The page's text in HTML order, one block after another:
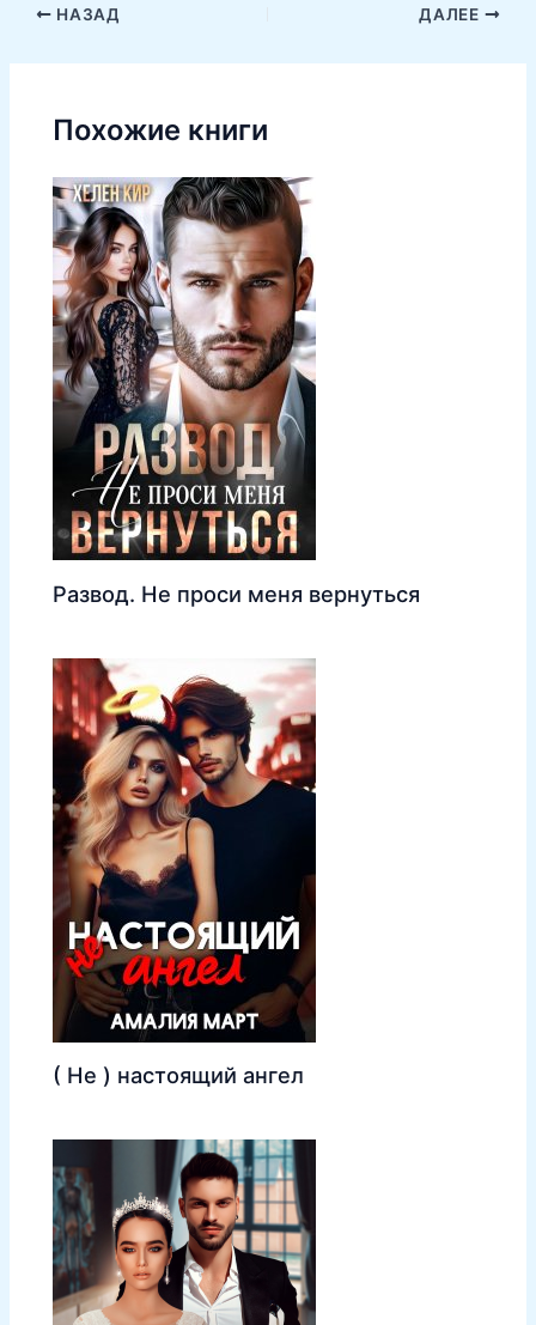
НАЗАД ДАЛЕЕ
Похожие книги
Развод. Не проси меня вернуться
( Не ) настоящий ангел